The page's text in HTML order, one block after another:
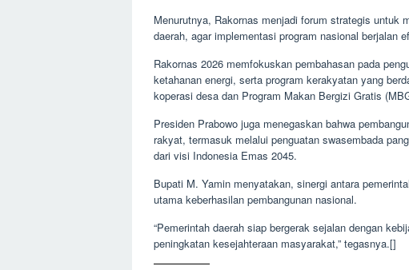
Menurutnya, Rakornas menjadi forum strategis untuk
daerah, agar implementasi program nasional berjalan
Rakornas 2026 memfokuskan pembahasan pada
ketahanan energi, serta program kerakyatan yang
koperasi desa dan Program Makan Bergizi Gratis
Presiden Prabowo juga menegaskan bahwa
rakyat, termasuk melalui penguatan swasembada
dari visi Indonesia Emas 2045.
Bupati M. Yamin menyatakan, sinergi antara
utama keberhasilan pembangunan nasional.
“Pemerintah daerah siap bergerak sejalan dengan
peningkatan kesejahteraan masyarakat,” tegasnya.[]